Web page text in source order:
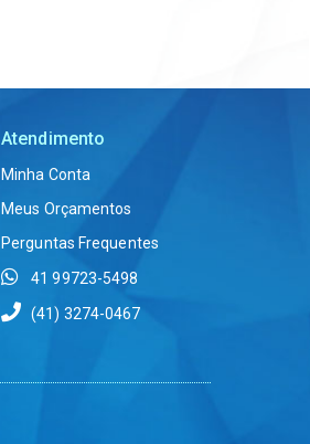
Atendimento
Minha Conta
Meus Orçamentos
Perguntas Frequentes
41 99723-5498
(41) 3274-0467